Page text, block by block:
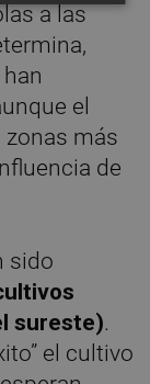
a las
el
zonas más
de
sido
sureste).
el cultivo